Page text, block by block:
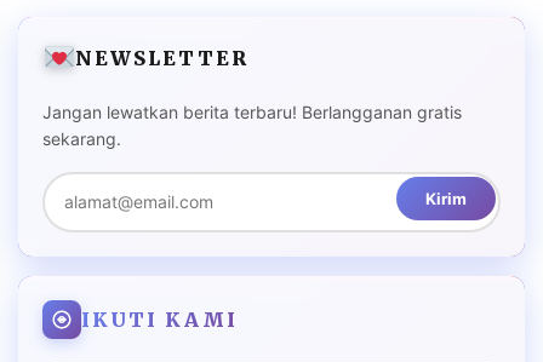
NEWSLETTER
Jangan lewatkan berita terbaru! Berlangganan gratis
sekarang.
Kirim
IKUTI KAMI